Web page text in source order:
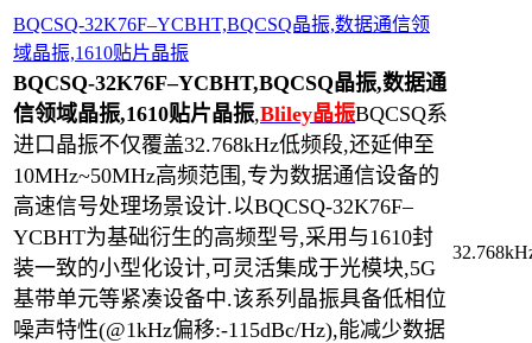
BQCSQ-32K76F–YCBHT,BQCSQ晶振,数据通信领
域晶振,1610贴片晶振
BQCSQ-32K76F–YCBHT,BQCSQ晶振,数据通
信领域晶振,1610贴片晶振,Bliley晶振BQCSQ系
进口晶振不仅覆盖32.768kHz低频段,还延伸至
10MHz~50MHz高频范围,专为数据通信设备的
高速信号处理场景设计.以BQCSQ-32K76F–
YCBHT为基础衍生的高频型号,采用与1610封
装一致的小型化设计,可灵活集成于光模块,5G
基带单元等紧凑设备中.该系列晶振具备低相位
噪声特性(@1kHz偏移:-115dBc/Hz),能减少数据